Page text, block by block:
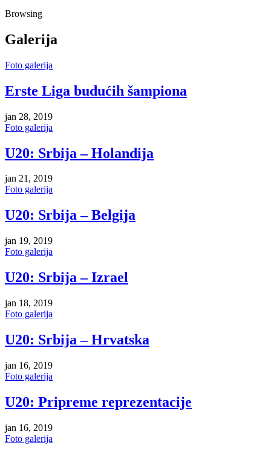
Browsing
Galerija
Foto galerija
Erste Liga budućih šampiona
jan 28, 2019
Foto galerija
U20: Srbija – Holandija
jan 21, 2019
Foto galerija
U20: Srbija – Belgija
jan 19, 2019
Foto galerija
U20: Srbija – Izrael
jan 18, 2019
Foto galerija
U20: Srbija – Hrvatska
jan 16, 2019
Foto galerija
U20: Pripreme reprezentacije
jan 16, 2019
Foto galerija